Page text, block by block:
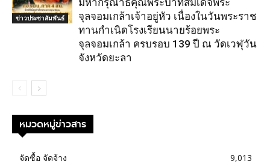
ข่าวประชาสัมพันธ์
มหากรุณาธิคุณพระบาทสมเด็จพระ
จุลจอมเกล้าเจ้าอยู่หัว เนื่องในวันพระราช
ทานกำเนิดโรงเรียนนายร้อยพระ
จุลจอมเกล้า ครบรอบ 139 ปี ณ วัดเวฬุวัน
จังหวัดยะลา
หมวดหมู่ข่าวสาร
จัดซื้อ จัดจ้าง
9,013